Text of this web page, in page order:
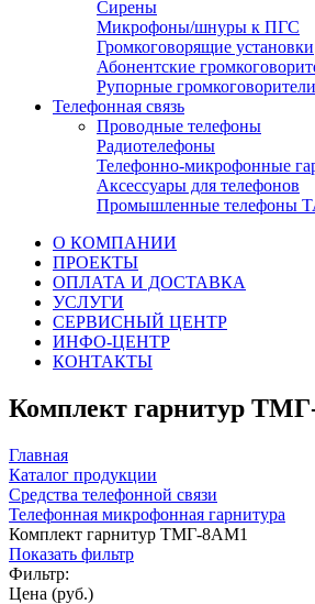
Сирены
Микрофоны/шнуры к ПГС
Громкоговорящие установки
Абонентские
Рупорные громкоговорители
Телефонная связь
Проводные телефоны
Радиотелефоны
Телефонно-микрофонные
Аксессуары для телефонов
Промышленные телефоны
О КОМПАНИИ
ПРОЕКТЫ
ОПЛАТА И ДОСТАВКА
УСЛУГИ
СЕРВИСНЫЙ ЦЕНТР
ИНФО-ЦЕНТР
КОНТАКТЫ
Комплект гарнитур
Главная
Каталог продукции
Средства телефонной связи
Телефонная микрофонная гарнитура
Комплект гарнитур ТМГ-8АМ1
Показать фильтр
Фильтр:
Цена (руб.)